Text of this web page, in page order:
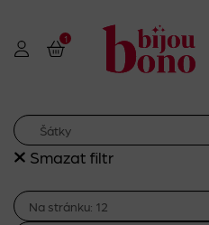
1
Smazat filtr